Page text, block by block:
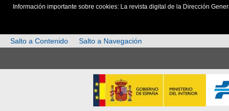
Información importante sobre cookies: La revista digital de la Dirección
Salto a Contenido
Salto a Navegación